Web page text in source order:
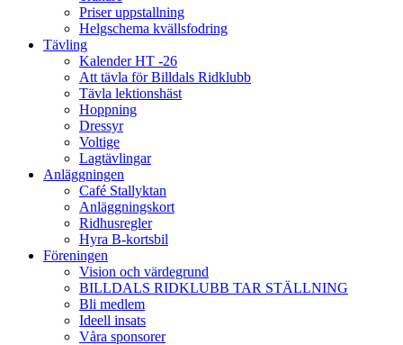
Priser uppstallning
Helgschema kvällsfodring
Tävling
Kalender HT -26
Att tävla för Billdals Ridklubb
Tävla lektionshäst
Hoppning
Dressyr
Voltige
Lagtävlingar
Anläggningen
Café Stallyktan
Anläggningskort
Ridhusregler
Hyra B-kortsbil
Föreningen
Vision och värdegrund
BILLDALS RIDKLUBB TAR STÄLLNING
Bli medlem
Ideell insats
Våra sponsorer